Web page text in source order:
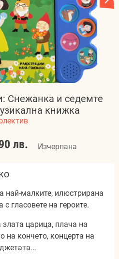
Снежанка и седемте
книжка
лв. Изчерпана
най-малките, илюстрирана
с гласовете на героите.
царица, плача на
на кончето, концерта на